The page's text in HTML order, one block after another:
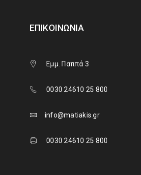
ΕΠΙΚΟΙΝΩΝΊΑ
Εμμ. Παππά 3
0030 24610 25 800
info@matiakis.gr
0030 24610 25 800